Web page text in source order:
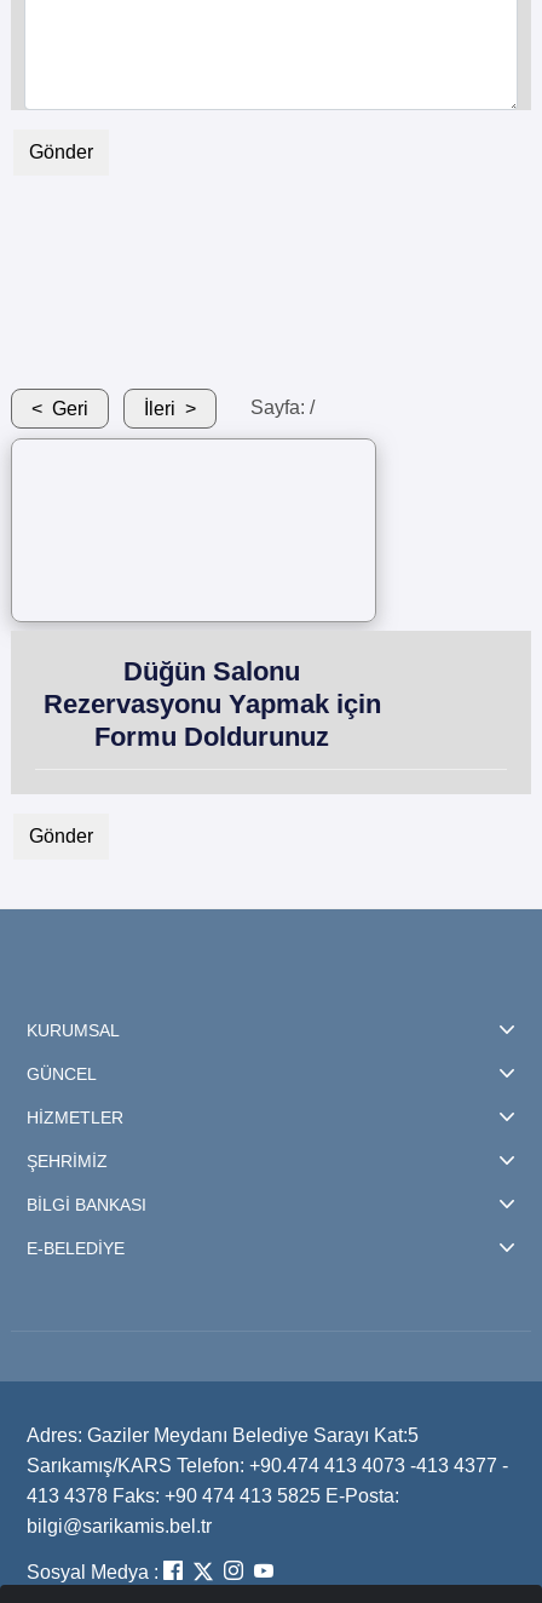
Geri İleri Sayfa: /
Düğün Salonu
Rezervasyonu Yapmak için
Formu Doldurunuz
KURUMSAL
GÜNCEL
HİZMETLER
ŞEHRİMİZ
BİLGİ BANKASI
E-BELEDİYE
Adres: Gaziler Meydanı Belediye Sarayı Kat:5
Sarıkamış/KARS Telefon: +90.474 413 4073 -413 4377 -
413 4378 Faks: +90 474 413 5825 E-Posta:
bilgi@sarikamis.bel.tr
Sosyal Medya :